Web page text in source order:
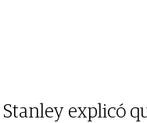
explicó